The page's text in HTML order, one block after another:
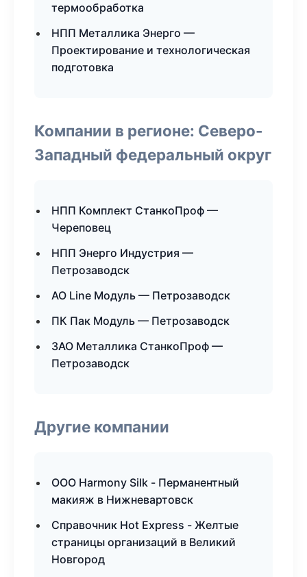
термообработка
НПП Металлика Энерго —
Проектирование и технологическая
подготовка
Компании в регионе: Северо-
Западный федеральный округ
НПП Комплект СтанкоПроф —
Череповец
НПП Энерго Индустрия —
Петрозаводск
АО Line Модуль — Петрозаводск
ПК Пак Модуль — Петрозаводск
ЗАО Металлика СтанкоПроф —
Петрозаводск
Другие компании
ООО Harmony Silk - Перманентный
макияж в Нижневартовск
Справочник Hot Express - Желтые
страницы организаций в Великий
Новгород